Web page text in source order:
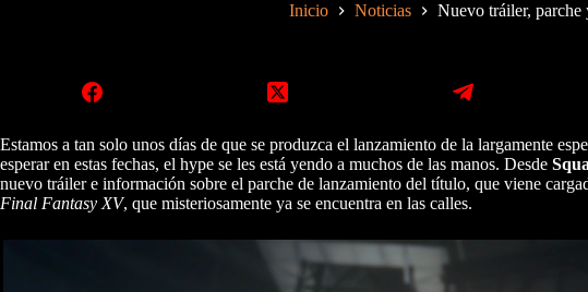
Inicio Noticias Nuevo tráiler,
Estamos a tan solo unos días de que se produzca el lanzamiento de la largamente
esperar en estas fechas, el hype se les está yendo a muchos de las manos. Desde
nuevo tráiler e información sobre el parche de lanzamiento del título, que viene
Final Fantasy XV, que misteriosamente ya se encuentra en las calles.